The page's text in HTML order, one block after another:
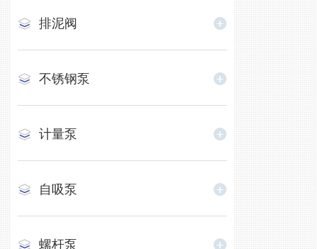
排泥阀
不锈钢泵
计量泵
自吸泵
螺杆泵